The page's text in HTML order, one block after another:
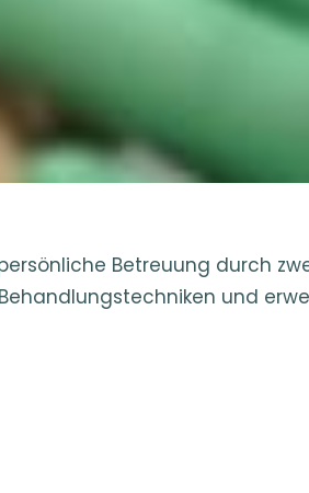
Betreuung durch
und